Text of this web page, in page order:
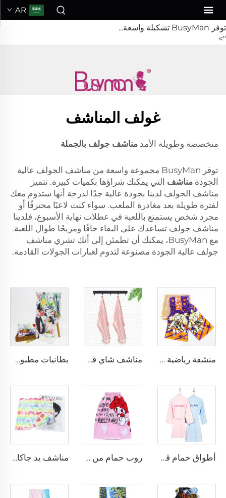
مناشف جولف بالجملة
توفر BusyMan تشكيلة واسعة...
">
AR
غولف المناشف
متخصصة وطويلة الأمد مناشف جولف بالجملة
توفر BusyMan مجموعة واسعة من مناشف الجولف عالية
الجودة مناشف التي يمكنك شراؤها بكميات كبيرة. تتميز
مناشف الجولف لدينا بجودة عالية جدًا لدرجة أنها ستدوم معك
لفترة طويلة بعد مغادرة الملعب. سواء كنت لاعبًا محترفًا أو
مجرد شخص يستمتع باللعبة في عطلات نهاية الأسبوع، فلدينا
مناشف جولف تساعدك على البقاء جافًا ومريحًا طوال اللعبة.
مع BusyMan، يمكنك أن تطمئن إلى أنك تشري مناشف
جولف عالية الجودة مصنوعة لتدوم لعبارات الجولات القادمة.
منشفة رياضية مخصصة مطبوعة برسوم كرتونية من القطن مناشف شاي قطنية للمنسوجات المنزلية بطانيات مطبوعة بتقنية التسامي
أطواق حمام قطنية فاخرة مطرزة روب حمام من القطن 100٪ مطبوع برسوم متحركة رقمية مناشف يد جاكار مخصصة